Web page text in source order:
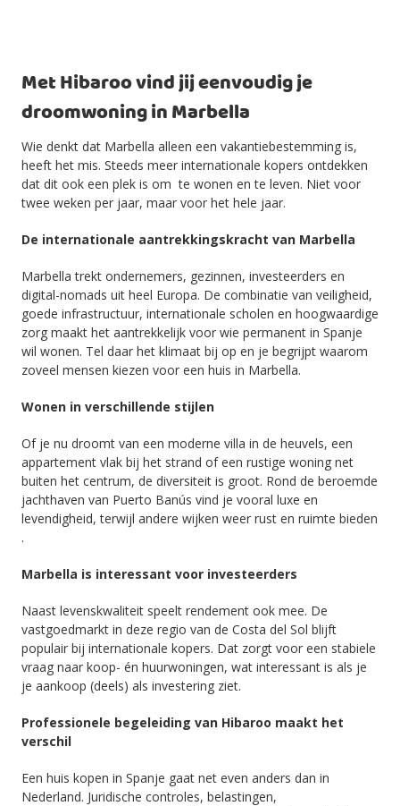
Met Hibaroo vind jij eenvoudig je
droomwoning in Marbella
Wie denkt dat Marbella alleen een vakantiebestemming is,
heeft het mis. Steeds meer internationale kopers ontdekken
dat dit ook een plek is om te wonen en te leven. Niet voor
twee weken per jaar, maar voor het hele jaar.
De internationale aantrekkingskracht van Marbella
Marbella trekt ondernemers, gezinnen, investeerders en
digital-nomads uit heel Europa. De combinatie van veiligheid,
goede infrastructuur, internationale scholen en hoogwaardige
zorg maakt het aantrekkelijk voor wie permanent in Spanje
wil wonen. Tel daar het klimaat bij op en je begrijpt waarom
zoveel mensen kiezen voor een huis in Marbella.
Wonen in verschillende stijlen
Of je nu droomt van een moderne villa in de heuvels, een
appartement vlak bij het strand of een rustige woning net
buiten het centrum, de diversiteit is groot. Rond de beroemde
jachthaven van Puerto Banús vind je vooral luxe en
levendigheid, terwijl andere wijken weer rust en ruimte bieden
.
Marbella is interessant voor investeerders
Naast levenskwaliteit speelt rendement ook mee. De
vastgoedmarkt in deze regio van de Costa del Sol blijft
populair bij internationale kopers. Dat zorgt voor een stabiele
vraag naar koop- én huurwoningen, wat interessant is als je
je aankoop (deels) als investering ziet.
Professionele begeleiding van Hibaroo maakt het
verschil
Een huis kopen in Spanje gaat net even anders dan in
Nederland. Juridische controles, belastingen,